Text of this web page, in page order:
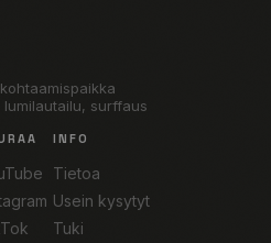
surffaus
INFO
Tietoa
Usein kysytyt
Tuki